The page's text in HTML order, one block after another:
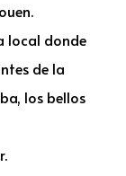
local donde
de la
los bellos